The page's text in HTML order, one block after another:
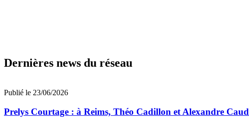
Dernières news du réseau
Publié le 23/06/2026
Prelys Courtage : à Reims, Théo Cadillon et Alexandre